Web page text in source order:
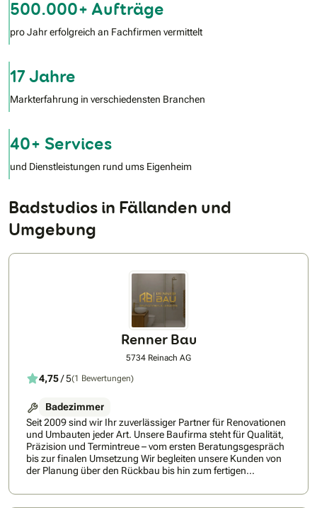
500.000+ Aufträge
pro Jahr erfolgreich an Fachfirmen vermittelt
17 Jahre
Markterfahrung in verschiedensten Branchen
40+ Services
und Dienstleistungen rund ums Eigenheim
Badstudios in Fällanden und
Umgebung
Renner Bau
5734 Reinach AG
4,75/ 5(1 Bewertungen)
Badezimmer
Seit 2009 sind wir Ihr zuverlässiger Partner für Renovationen
und Umbauten jeder Art. Unsere Baufirma steht für Qualität,
Präzision und Termintreue – vom ersten Beratungsgespräch
bis zur finalen Umsetzung Wir begleiten unsere Kunden von
der Planung über den Rückbau bis hin zum fertigen
und effiziente Arbeitsweisen. Ob Badsanierung,